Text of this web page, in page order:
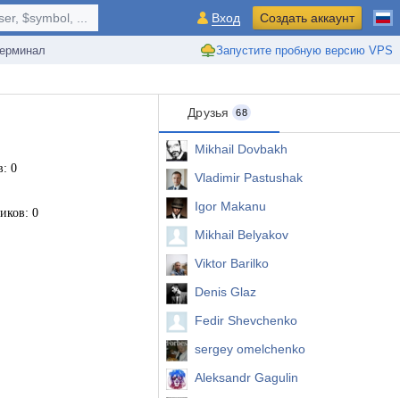
Запустите пробную версию VPS
$symbol, ... Вход Создать аккаунт
0
0
Друзья 68
Mikhail Dovbakh
Vladimir Pastushak
Igor Makanu
Mikhail Belyakov
Viktor Barilko
Denis Glaz
Fedir Shevchenko
sergey omelchenko
Aleksandr Gagulin